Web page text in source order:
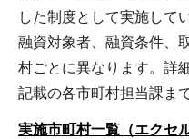
した制度として実施して
融資対象者、融資条件、
村ごとに異なります。詳
記載の各市町村担当課ま
実施市町村一覧（エクセ